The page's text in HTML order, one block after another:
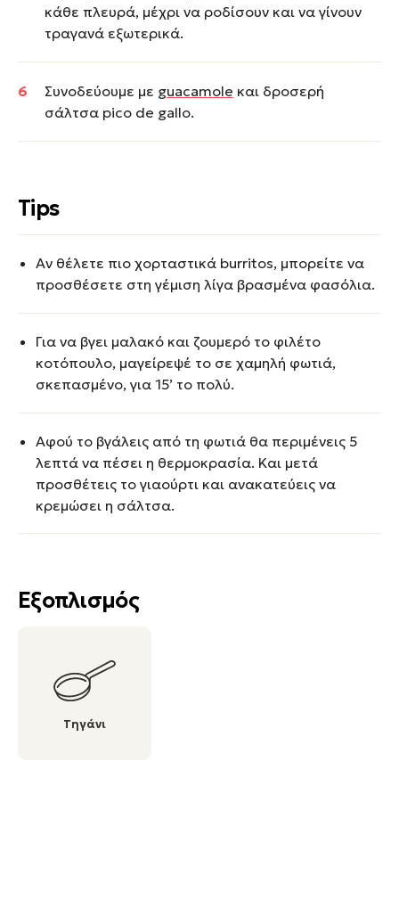
Εξοπλισμός
Τηγάνι
κάθε πλευρά, μέχρι να ροδίσουν και να γίνουν
τραγανά εξωτερικά.
Συνοδεύουμε με guacamole και δροσερή
σάλτσα pico de gallo.
Tips
Αν θέλετε πιο χορταστικά burritos, μπορείτε να
προσθέσετε στη γέμιση λίγα βρασμένα φασόλια.
Για να βγει μαλακό και ζουμερό το φιλέτο
κοτόπουλο, μαγείρεψέ το σε χαμηλή φωτιά,
σκεπασμένο, για 15’ το πολύ.
Αφού το βγάλεις από τη φωτιά θα περιμένεις 5
λεπτά να πέσει η θερμοκρασία. Και μετά
προσθέτεις το γιαούρτι και ανακατεύεις να
κρεμώσει η σάλτσα.